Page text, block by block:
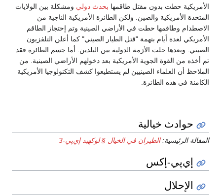
الأمريكية حطت بدون مقتل طاقمها بحدث دولي ومشكلة بين الولايات
المتحدة الأمريكية والصين. ولكن الطائرة الأمريكية الناجية من
الاصطدام وطاقمها حطت في الأراضي الصينية وتم إحتجاز الطاقم
الأمريكي لعدة أيام بتهمة "قتل الطيار الصيني" كما أعلن التلفزيون
الصيني. وبعدها حلت الأزمة الدولية بين البلدين. أما جسم الطائرة فقد
تم أخذه من القوة الجوية الأمريكية بعد دخولهم الأراضي الصينية. من
الملاحظ أن العلماء الصينيين لم يستطيعوا كشف التكنولوجيا الأمريكية
الكامنة في هذه الطائرة.
حوادث خيالية
المقالة الرئيسية:الطيران في الخيال § لوكهيد إي‌پي-3
إي‌پي-إكس
الإحلال